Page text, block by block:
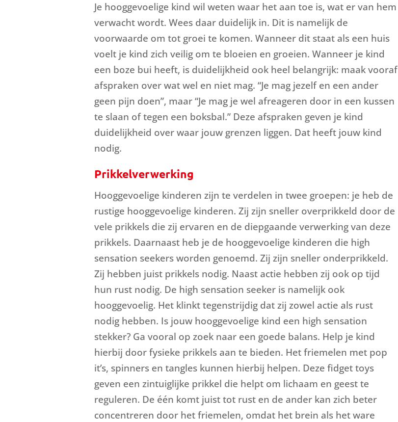
Je hooggevoelige kind wil weten waar het aan toe is, wat er van hem
verwacht wordt. Wees daar duidelijk in. Dit is namelijk de
voorwaarde om tot groei te komen. Wanneer dit staat als een huis
voelt je kind zich veilig om te bloeien en groeien. Wanneer je kind
een boze bui heeft, is duidelijkheid ook heel belangrijk: maak vooraf
afspraken over wat wel en niet mag. “Je mag jezelf en een ander
geen pijn doen”, maar “Je mag je wel afreageren door in een kussen
te slaan of tegen een boksbal.” Deze afspraken geven je kind
duidelijkheid over waar jouw grenzen liggen. Dat heeft jouw kind
nodig.
Prikkelverwerking
Hooggevoelige kinderen zijn te verdelen in twee groepen: je heb de
rustige hooggevoelige kinderen. Zij zijn sneller overprikkeld door de
vele prikkels die zij ervaren en de diepgaande verwerking van deze
prikkels. Daarnaast heb je de hooggevoelige kinderen die high
sensation seekers worden genoemd. Zij zijn sneller onderprikkeld.
Zij hebben juist prikkels nodig. Naast actie hebben zij ook op tijd
hun rust nodig. De high sensation seeker is namelijk ook
hooggevoelig. Het klinkt tegenstrijdig dat zij zowel actie als rust
nodig hebben. Is jouw hooggevoelige kind een high sensation
stekker? Ga vooral op zoek naar een goede balans. Help je kind
hierbij door fysieke prikkels aan te bieden. Het friemelen met pop
it’s, spinners en tangles kunnen hierbij helpen. Deze fidget toys
geven een zintuiglijke prikkel die helpt om lichaam en geest te
reguleren. De één komt juist tot rust en de ander kan zich beter
concentreren door het friemelen, omdat het brein als het ware